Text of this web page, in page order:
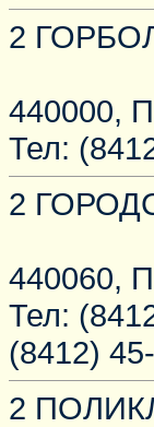
2
440000,
Тел:
2
440060,
Тел:
(8412)
2